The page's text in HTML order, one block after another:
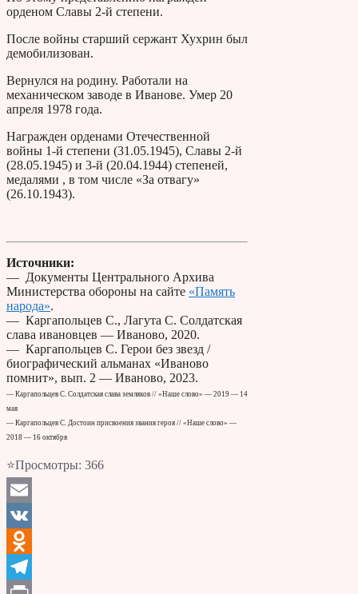
орденом Славы 2-й степени.
После войны старший сержант Хухрин был
демобилизован.
Вернулся на родину. Работали на
механическом заводе в Иванове. Умер 20
апреля 1978 года.
Награжден орденами Отечественной
войны 1-й степени (31.05.1945), Славы 2-й
(28.05.1945) и 3-й (20.04.1944) степеней,
медалями , в том числе «За отвагу»
(26.10.1943).
Источники:
— Документы Центрального Архива
Министерства обороны на сайте «Память
народа».
— Каргапольцев С., Лагута С. Солдатская
слава ивановцев — Иваново, 2020.
— Каргапольцев С. Герои без звезд /
биографический альманах «Иваново
помнит», вып. 2 — Иваново, 2023.
— Каргапольцев С. Солдатская слава земляков // «Наше слово» — 2019 — 14
мая
— Каргапольцев С. Достоин присвоения звания героя // «Наше слово» —
2018 — 16 октября
⭐Просмотры: 366
Email
VK
Odnoklassniki